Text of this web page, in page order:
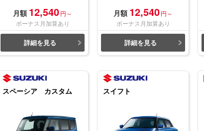
月額 12,540円～
ボーナス月加算あり
詳細を見る
月額 12,540円～
ボーナス月加算あり
詳細を見る
スペーシア カスタム スイフト